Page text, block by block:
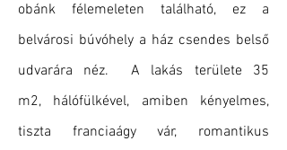
obánk félemeleten található, ez a
belvárosi búvóhely a ház csendes belső
udvarára néz. A lakás területe 35
m2, hálófülkével, amiben kényelmes,
tiszta franciaágy vár, romantikus